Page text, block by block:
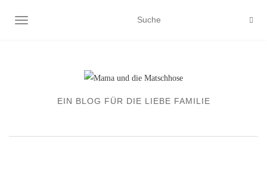
NAVIGATION EIN-/AUSSCHALTEN
EIN BLOG FÜR DIE LIEBE FAMILIE